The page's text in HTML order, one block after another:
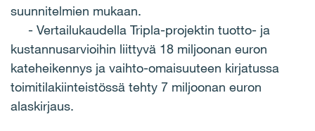
suunnitelmien mukaan.
- Vertailukaudella Tripla-projektin tuotto- ja
kustannusarvioihin liittyvä 18 miljoonan euron
kateheikennys ja vaihto-omaisuuteen kirjatussa
toimitilakiinteistössä tehty 7 miljoonan euron
alaskirjaus.